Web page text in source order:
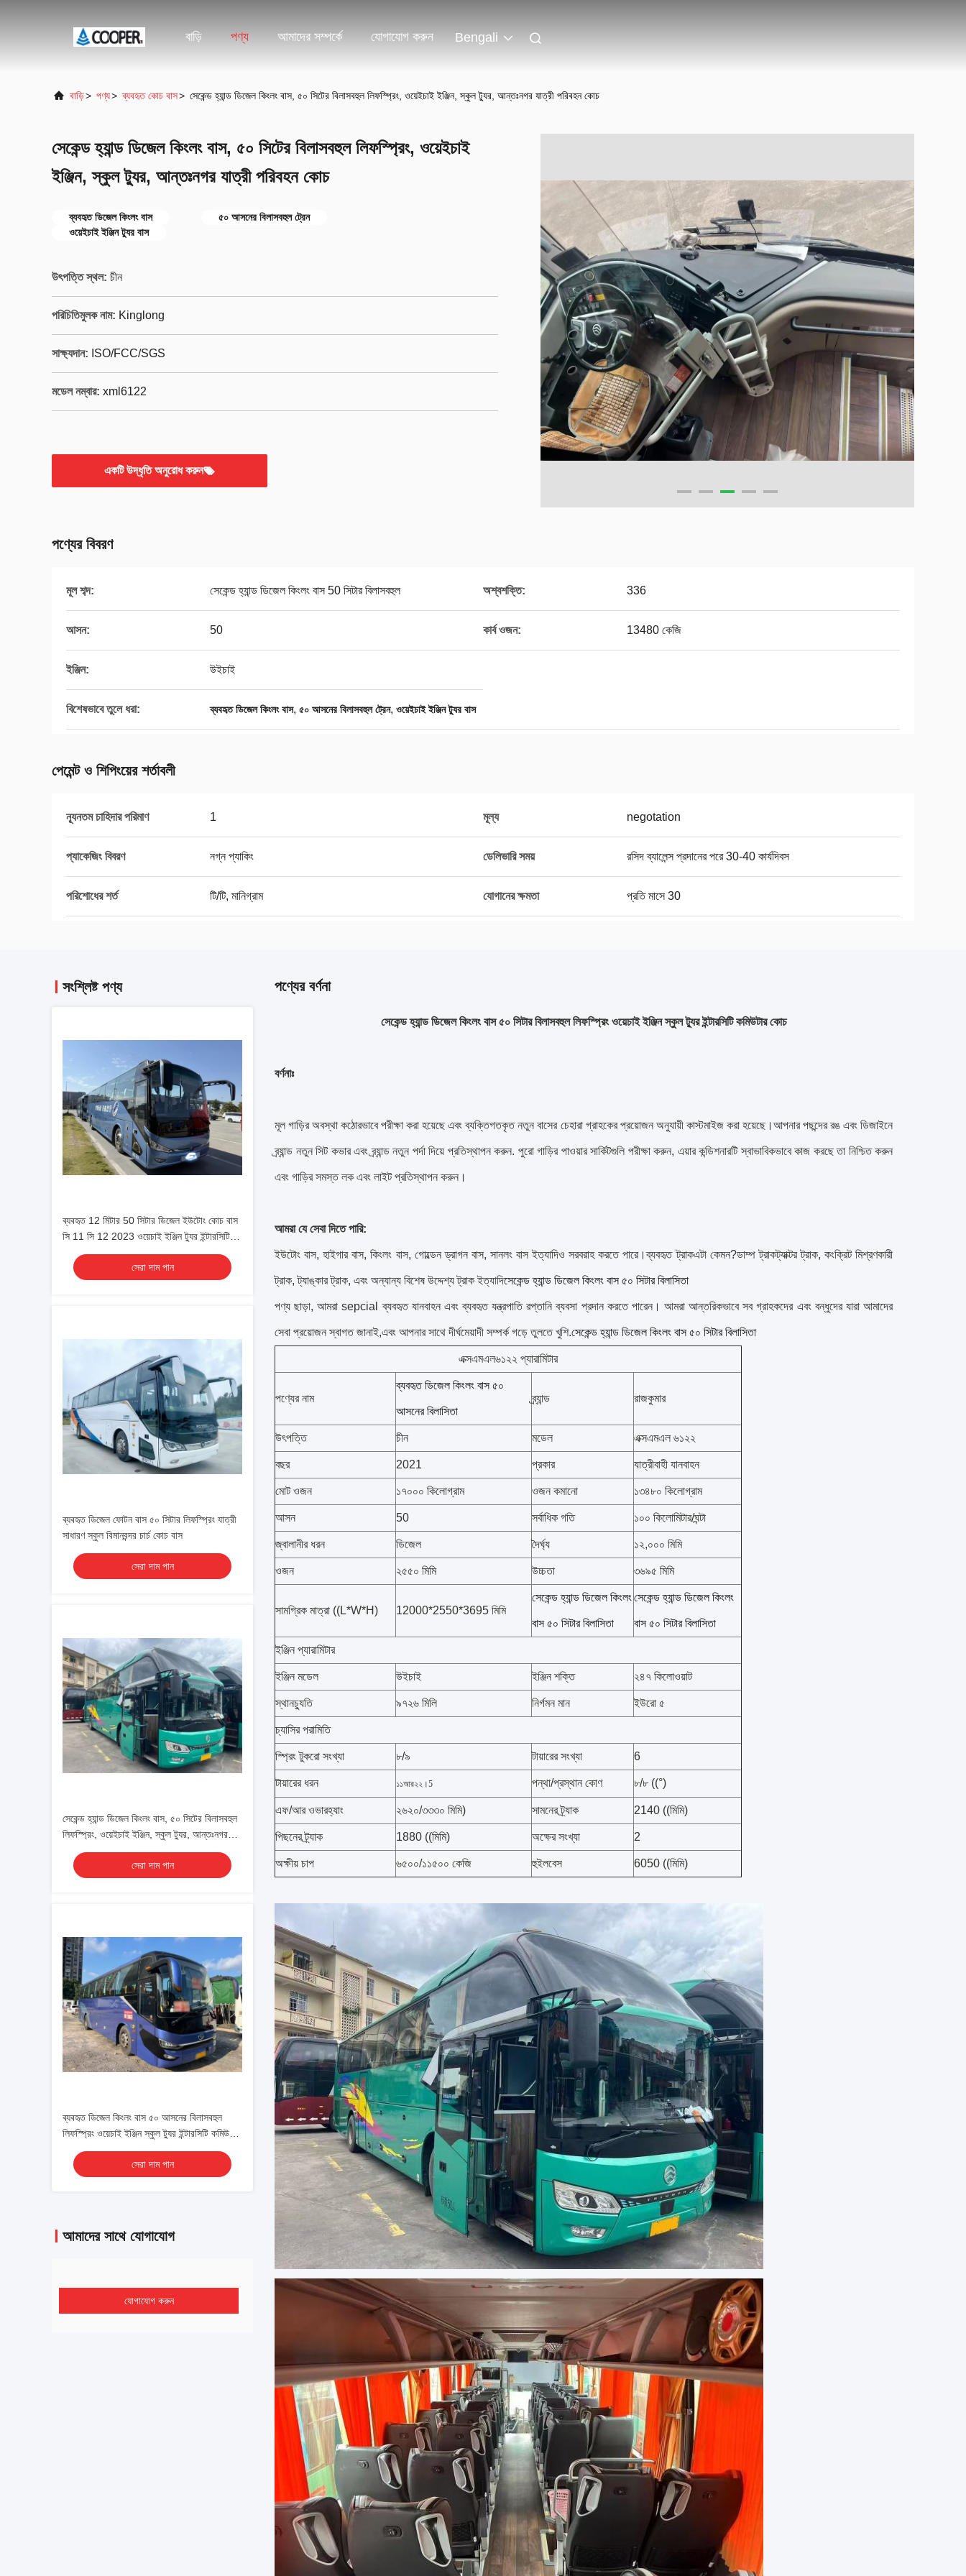
বাড়ি পণ্য আমাদের সম্পর্কে যোগাযোগ করুন Bengali
বাড়ি> পণ্য> ব্যবহৃত কোচ বাস> সেকেন্ড হ্যান্ড ডিজেল কিংলং বাস, ৫০ সিটের বিলাসবহুল লিফস্প্রিং, ওয়েইচাই ইঞ্জিন, স্কুল ট্যুর, আন্তঃনগর যাত্রী পরিবহন কোচ
সেকেন্ড হ্যান্ড ডিজেল কিংলং বাস, ৫০ সিটের বিলাসবহুল লিফস্প্রিং, ওয়েইচাই
ইঞ্জিন, স্কুল ট্যুর, আন্তঃনগর যাত্রী পরিবহন কোচ
ব্যবহৃত ডিজেল কিংলং বাস
৫০ আসনের বিলাসবহুল ট্রেন
ওয়েইচাই ইঞ্জিন ট্যুর বাস
উৎপত্তি স্থল: চীন
পরিচিতিমুলক নাম: Kinglong
সাক্ষ্যদান: ISO/FCC/SGS
মডেল নম্বার: xml6122
একটি উদ্ধৃতি অনুরোধ করুন
পণ্যের বিবরণ
মূল শব্দ: সেকেন্ড হ্যান্ড ডিজেল কিংলং বাস 50 সিটার বিলাসবহুল অশ্বশক্তি: 336
আসন: 50 কার্ব ওজন: 13480 কেজি
ইঞ্জিন: উইচাই
বিশেষভাবে তুলে ধরা: ব্যবহৃত ডিজেল কিংলং বাস, ৫০ আসনের বিলাসবহুল ট্রেন, ওয়েইচাই ইঞ্জিন ট্যুর বাস
পেমেন্ট ও শিপিংয়ের শর্তাবলী
ন্যূনতম চাহিদার পরিমাণ 1 মূল্য negotation
প্যাকেজিং বিবরণ নগ্ন প্যাকিং ডেলিভারি সময় রসিদ ব্যালেন্স প্রদানের পরে 30-40 কার্যদিবস
পরিশোধের শর্ত টি/টি, মানিগ্রাম যোগানের ক্ষমতা প্রতি মাসে 30
সংশ্লিষ্ট পণ্য
ব্যবহৃত 12 মিটার 50 সিটার ডিজেল ইউটোং কোচ বাস
সি 11 সি 12 2023 ওয়েচাই ইঞ্জিন ট্যুর ইন্টারসিটি
বাস আরএইচডি / এলএইচডি
সেরা দাম পান
ব্যবহৃত ডিজেল ফোটন বাস ৫০ সিটার লিফস্প্রিং যাত্রী
সাধারণ স্কুল বিমানবন্দর চার্চ কোচ বাস
সেরা দাম পান
সেকেন্ড হ্যান্ড ডিজেল কিংলং বাস, ৫০ সিটের বিলাসবহুল
লিফস্প্রিং, ওয়েইচাই ইঞ্জিন, স্কুল ট্যুর, আন্তঃনগর
যাত্রী পরিবহন কোচ
সেরা দাম পান
ব্যবহৃত ডিজেল কিংলং বাস ৫০ আসনের বিলাসবহুল
লিফস্প্রিং ওয়েচাই ইঞ্জিন স্কুল ট্যুর ইন্টারসিটি কমিউটার
সেরা দাম পান
আমাদের সাথে যোগাযোগ
যোগাযোগ করুন
পণ্যের বর্ণনা
সেকেন্ড হ্যান্ড ডিজেল কিংলং বাস ৫০ সিটার বিলাসবহুল লিফস্প্রিং ওয়েচাই ইঞ্জিন স্কুল ট্যুর ইন্টারসিটি কমিউটার কোচ
বর্ণনাঃ
মূল গাড়ির অবস্থা কঠোরভাবে পরীক্ষা করা হয়েছে এবং ব্যক্তিগতকৃত নতুন বাসের চেহারা গ্রাহকের প্রয়োজন অনুযায়ী কাস্টমাইজ করা হয়েছে।আপনার পছন্দের রঙ এবং ডিজাইনে
ব্র্যান্ড নতুন সিট কভার এবং ব্র্যান্ড নতুন পর্দা দিয়ে প্রতিস্থাপন করুন. পুরো গাড়ির পাওয়ার সার্কিটগুলি পরীক্ষা করুন, এয়ার কন্ডিশনারটি স্বাভাবিকভাবে কাজ করছে তা নিশ্চিত করুন
এবং গাড়ির সমস্ত লক এবং লাইট প্রতিস্থাপন করুন।
আমরা যে সেবা দিতে পারি:
ইউটোং বাস, হাইগার বাস, কিংলং বাস, গোল্ডেন ড্রাগন বাস, সানলং বাস ইত্যাদিও সরবরাহ করতে পারে।ব্যবহৃত ট্রাকএটা কেমন?ডাম্প ট্রাকট্যাক্টর ট্রাক, কংক্রিট মিশ্রণকারী
ট্রাক, ট্যাঙ্কার ট্রাক, এবং অন্যান্য বিশেষ উদ্দেশ্য ট্রাক ইত্যাদিসেকেন্ড হ্যান্ড ডিজেল কিংলং বাস ৫০ সিটার বিলাসিতা
পণ্য ছাড়া, আমরা sepcial ব্যবহৃত যানবাহন এবং ব্যবহৃত যন্ত্রপাতি রপ্তানি ব্যবসা প্রদান করতে পারেন। আমরা আন্তরিকভাবে সব গ্রাহকদের এবং বন্ধুদের যারা আমাদের
সেবা প্রয়োজন স্বাগত জানাই,এবং আপনার সাথে দীর্ঘমেয়াদী সম্পর্ক গড়ে তুলতে খুশি.সেকেন্ড হ্যান্ড ডিজেল কিংলং বাস ৫০ সিটার বিলাসিতা
এক্সএমএল৬১২২ প্যারামিটার
পণ্যের নাম
ব্যবহৃত ডিজেল কিংলং বাস ৫০
আসনের বিলাসিতা
ব্র্যান্ড রাজকুমার
উৎপত্তি চীন মডেল এক্সএমএল ৬১২২
বছর 2021 প্রকার যাত্রীবাহী যানবাহন
মোট ওজন ১৭০০০ কিলোগ্রাম ওজন কমানো ১৩৪৮০ কিলোগ্রাম
আসন 50 সর্বাধিক গতি ১০০ কিলোমিটার/ঘন্টা
জ্বালানীর ধরন ডিজেল দৈর্ঘ্য ১২,০০০ মিমি
ওজন ২৫৫০ মিমি উচ্চতা ৩৬৯৫ মিমি
সামগ্রিক মাত্রা ((L*W*H) 12000*2550*3695 মিমি
সেকেন্ড হ্যান্ড ডিজেল কিংলং
বাস ৫০ সিটার বিলাসিতা
সেকেন্ড হ্যান্ড ডিজেল কিংলং
বাস ৫০ সিটার বিলাসিতা
ইঞ্জিন প্যারামিটার
ইঞ্জিন মডেল উইচাই ইঞ্জিন শক্তি ২৪৭ কিলোওয়াট
স্থানচ্যুতি ৯৭২৬ মিলি নির্গমন মান ইউরো ৫
চ্যাসির পরামিতি
স্প্রিং টুকরো সংখ্যা ৮/৯ টায়ারের সংখ্যা 6
টায়ারের ধরন ১১আর২২।5 পন্থা/প্রস্থান কোণ ৮/৮ ((°)
এফ/আর ওভারহ্যাং ২৬২০/৩৩৩০ মিমি) সামনের ট্র্যাক 2140 ((মিমি)
পিছনের ট্র্যাক 1880 ((মিমি) অক্ষের সংখ্যা 2
অক্ষীয় চাপ ৬৫০০/১১৫০০ কেজি হুইলবেস 6050 ((মিমি)